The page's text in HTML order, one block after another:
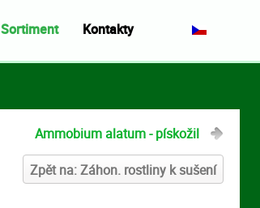
Sortiment Kontakty
Ammobium alatum - pískožil
Zpět na: Záhon. rostliny k sušení